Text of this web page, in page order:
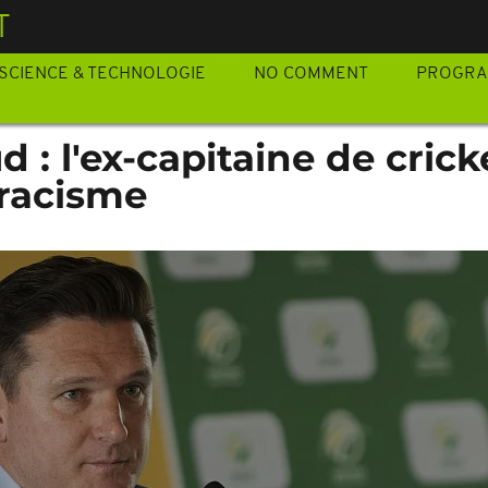
SCIENCE & TECHNOLOGIE NO COMMENT
: l'ex-capitaine de